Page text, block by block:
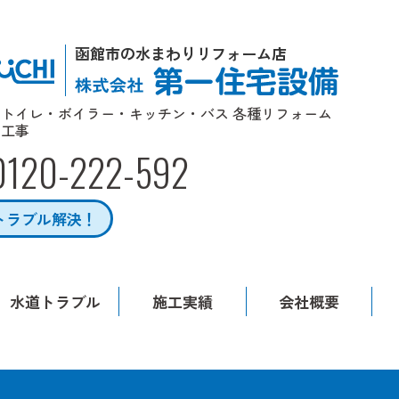
函館市の水まわりリフォーム店
トイレ・ボイラー・キッチン・バス 各種リフォーム
工事
222-592
ブル解決！
水道トラブル 施工実績 会社概要